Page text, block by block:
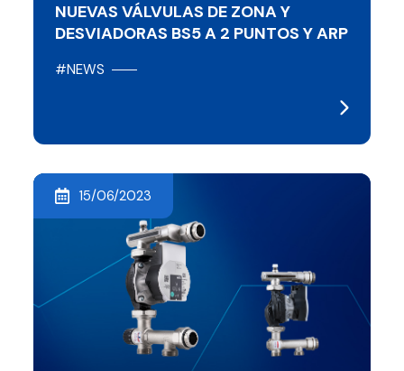
NUEVAS VÁLVULAS DE ZONA Y
DESVIADORAS BS5 A 2 PUNTOS Y ARP
#NEWS
15/06/2023